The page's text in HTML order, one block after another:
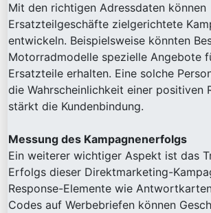
Mit den richtigen Adressdaten können
Ersatzteilgeschäfte zielgerichtete
entwickeln. Beispielsweise könnten
Motorradmodelle spezielle Angebote
Ersatzteile erhalten. Eine solche
die Wahrscheinlichkeit einer positiven
stärkt die Kundenbindung.
Messung des Kampagnenerfolgs
Ein weiterer wichtiger Aspekt ist das
Erfolgs dieser Direktmarketing-
Response-Elemente wie
Codes auf Werbebriefen können